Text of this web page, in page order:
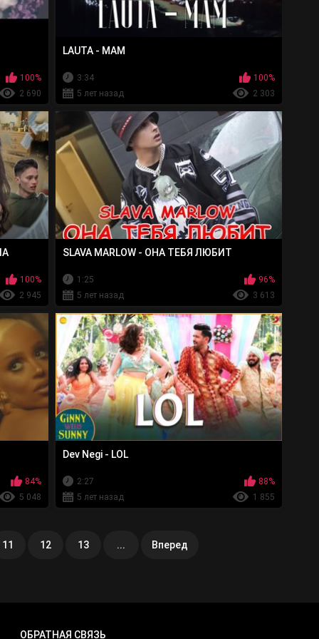
100%
2 690
LAUTA - МАМ
3:34
100%
5 лет назад
2 303
100%
2 945
SLAVA MARLOW - ОНА ТЕБЯ ЛЮБИТ
1:25
96%
5 лет назад
3 613
84%
5 048
Dev Negi - LOL
2:27
88%
5 лет назад
1 855
11 12 13 ... Вперед
ОБРАТНАЯ СВЯЗЬ